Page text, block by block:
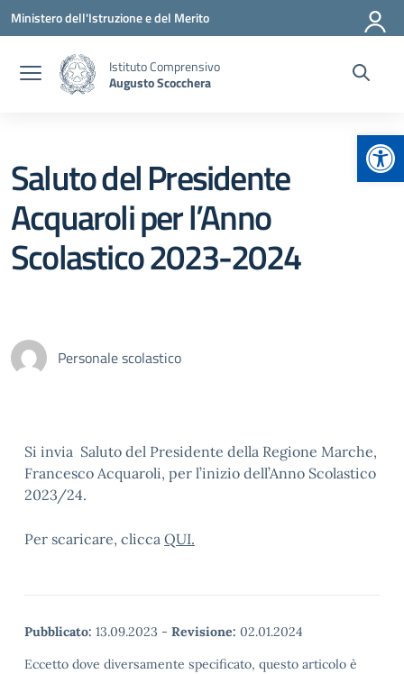
Vai ai contenuti
Vai al menu di navigazione
Vai al footer
Ministero dell'Istruzione e del Merito
Istituto Comprensivo
Augusto Scocchera
Saluto del Presidente
Acquaroli per l’Anno
Scolastico 2023-2024
Personale scolastico
Si invia Saluto del Presidente della Regione Marche,
Francesco Acquaroli, per l’inizio dell’Anno Scolastico
2023/24.
Per scaricare, clicca QUI.
Pubblicato: 13.09.2023 - Revisione: 02.01.2024
Eccetto dove diversamente specificato, questo articolo è